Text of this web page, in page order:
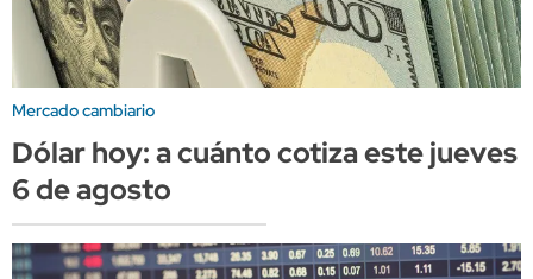
Mercado cambiario
Dólar hoy: a cuánto cotiza este jueves
6 de agosto